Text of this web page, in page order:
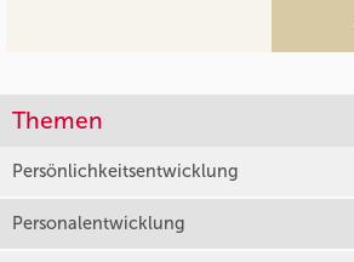
Themen
Persönlichkeitsentwicklung
Personalentwicklung